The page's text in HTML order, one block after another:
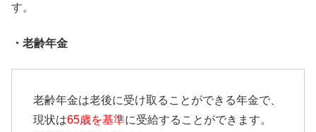
す。
・老齢年金
老齢年金は老後に受け取ることができる年金で、
現状は65歳を基準に受給することができます。